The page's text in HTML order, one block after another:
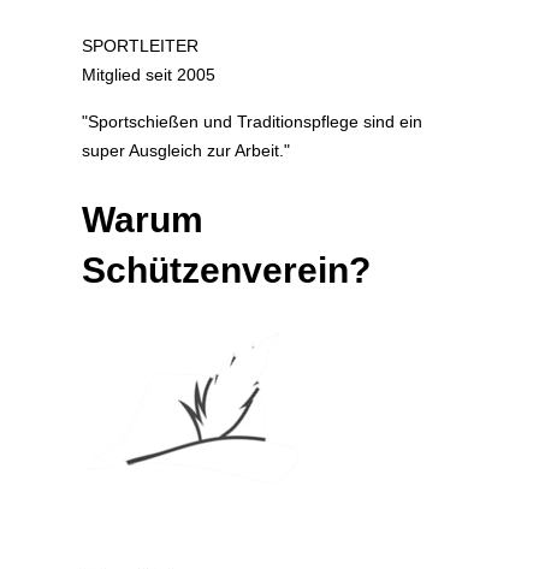
SPORTLEITER
Mitglied seit 2005
"Sportschießen und Traditionspflege sind ein
super Ausgleich zur Arbeit."​
Warum
Schützenverein?